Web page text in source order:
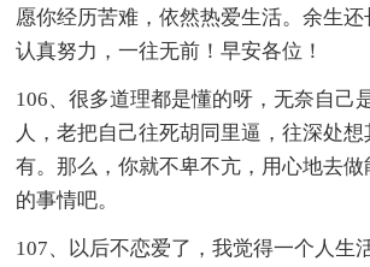
愿你经历苦难，依然热爱生活。余生
认真努力，一往无前！早安各位！
106、很多道理都是懂的呀，无奈自己
人，老把自己往死胡同里逼，往深处
有。那么，你就不卑不亢，用心地去做
的事情吧。
107、以后不恋爱了，我觉得一个人生